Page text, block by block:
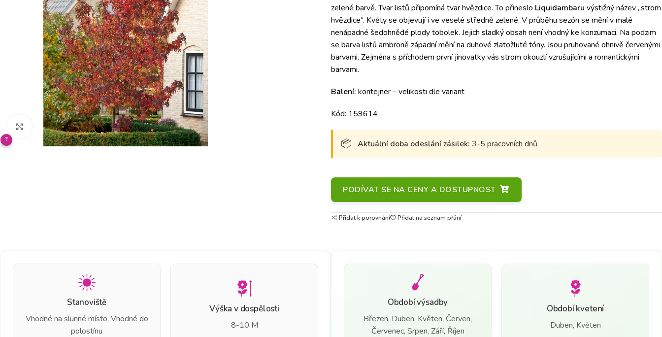
Klikněte pro zvětšení
?
zelené barvě. Tvar listů připomíná tvar hvězdice. To přineslo Liquidambaru výstižný název „strom
hvězdice“. Květy se objevují i ​​ve veselé středně zelené. V průběhu sezón se mění v malé
nenápadné šedohnědé plody tobolek. Jejich sladký obsah není vhodný ke konzumaci. Na podzim
se barva listů ambroně západní mění na duhové zlatožluté tóny. Jsou pruhované ohnivě červenými
barvami. Zejména s příchodem první jinovatky vás strom okouzlí vzrušujícími a romantickými
barvami.
Balení: kontejner – velikosti dle variant
Kód: 159614
Aktuální doba odeslání zásilek: 3-5 pracovních dnů
PODÍVAT SE NA CENY A DOSTUPNOST
Přidat k porovnání Přidat na seznam přání
Stanoviště
Vhodné na slunné místo, Vhodné do
polostínu
Výška v dospělosti
8-10 M
Období výsadby
Březen, Duben, Květen, Červen,
Červenec, Srpen, Září, Říjen
Období kvetení
Duben, Květen